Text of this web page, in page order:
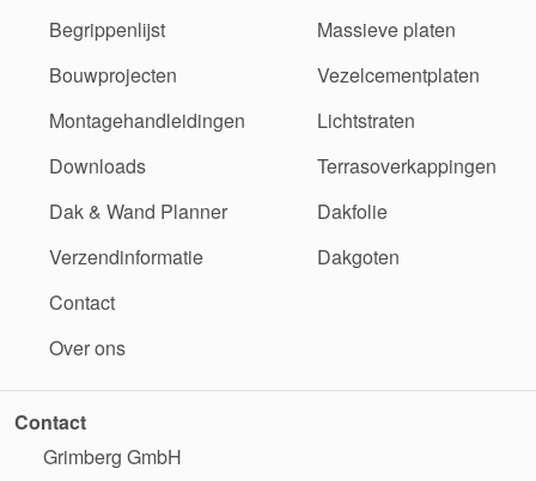
Begrippenlijst
Bouwprojecten
Montagehandleidingen
Downloads
Dak & Wand Planner
Verzendinformatie
Contact
Over ons
Massieve platen
Vezelcementplaten
Lichtstraten
Terrasoverkappingen
Dakfolie
Dakgoten
Contact
Grimberg GmbH